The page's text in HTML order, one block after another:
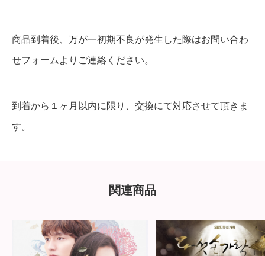
商品到着後、万が一初期不良が発生した際はお問い合わ
せフォームよりご連絡ください。
到着から１ヶ月以内に限り、交換にて対応させて頂きま
す。
関連商品